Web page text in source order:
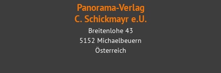
Panorama-Verlag
C. Schickmayr e.U.
Breitenlohe 43
5152 Michaelbeuern
Österreich